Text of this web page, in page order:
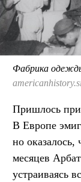
Фабрика
Пришлось
В Европе
но оказалось,
месяцев
устраиваясь